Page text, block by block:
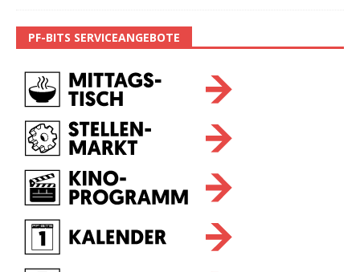
PF-BITS SERVICEANGEBOTE